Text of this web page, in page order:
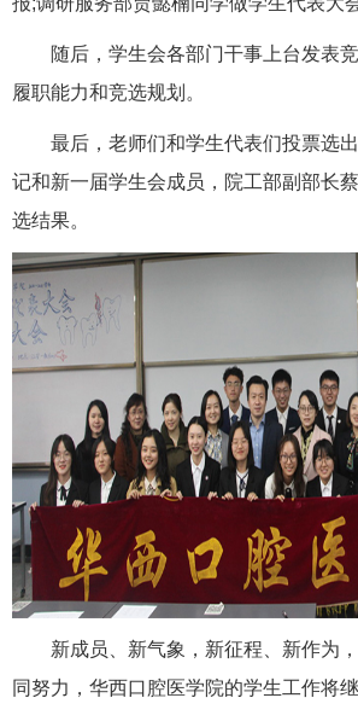
随后，学生会各部门干事上台发表竞
履职能力和竞选规划。
最后，老师们和学生代表们投票选出
记和新一届学生会成员，院工部副部长
选结果。
新成员、新气象，新征程、新作为，
同努力，华西口腔医学院的学生工作将